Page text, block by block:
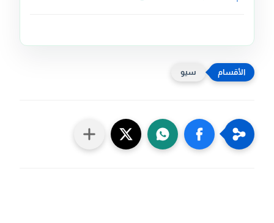
سيو